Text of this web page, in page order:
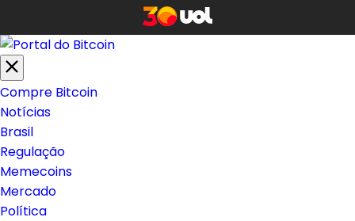
Compre Bitcoin
Notícias
Brasil
Regulação
Memecoins
Mercado
Política